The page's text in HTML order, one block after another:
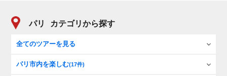
パリ カテゴリから探す
全てのツアーを見る
パリ市内を楽しむ(17件)